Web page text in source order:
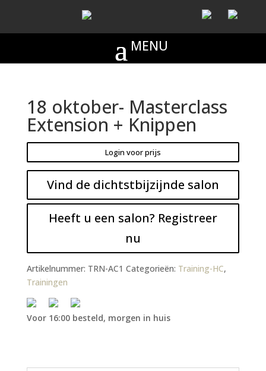
18 oktober- Masterclass
Extension + Knippen
Login voor prijs
Vind de dichtstbijzijnde salon
Heeft u een salon? Registreer
nu
Artikelnummer: TRN-AC1 Categorieën: Training-HC,
Trainingen
Voor 16:00 besteld, morgen in huis